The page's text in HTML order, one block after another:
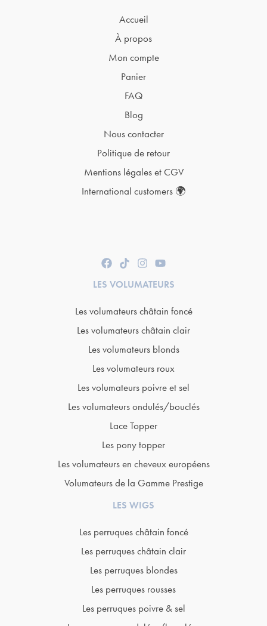
Accueil
À propos
Mon compte
Panier
FAQ
Blog
Nous contacter
Politique de retour
Mentions légales et CGV
International customers 🌍
LES VOLUMATEURS
Les volumateurs châtain foncé
Les volumateurs châtain clair
Les volumateurs blonds
Les volumateurs roux
Les volumateurs poivre et sel
Les volumateurs ondulés/bouclés
Lace Topper
Les pony topper
Les volumateurs en cheveux européens
Volumateurs de la Gamme Prestige
LES WIGS
Les perruques châtain foncé
Les perruques châtain clair
Les perruques blondes
Les perruques rousses
Les perruques poivre & sel